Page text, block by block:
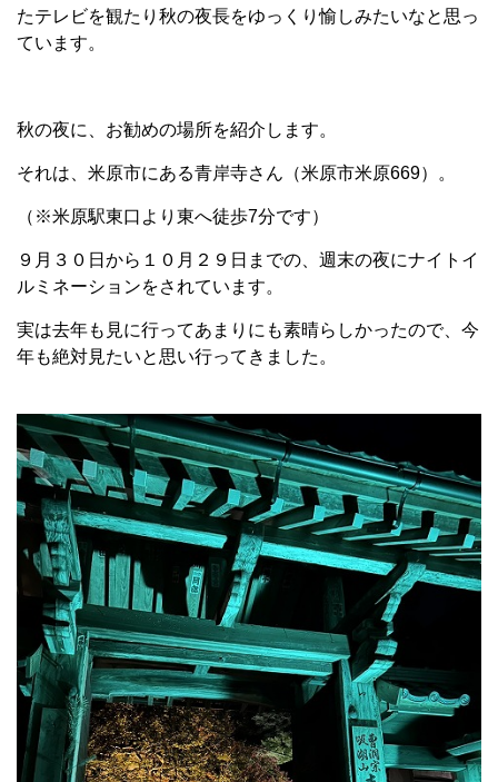
たテレビを観たり秋の夜長をゆっくり愉しみたいなと思っ
ています。
秋の夜に、お勧めの場所を紹介します。
それは、米原市にある青岸寺さん（米原市米原669）。
（※米原駅東口より東へ徒歩7分です）
９月３０日から１０月２９日までの、週末の夜にナイトイ
ルミネーションをされています。
実は去年も見に行ってあまりにも素晴らしかったので、今
年も絶対見たいと思い行ってきました。